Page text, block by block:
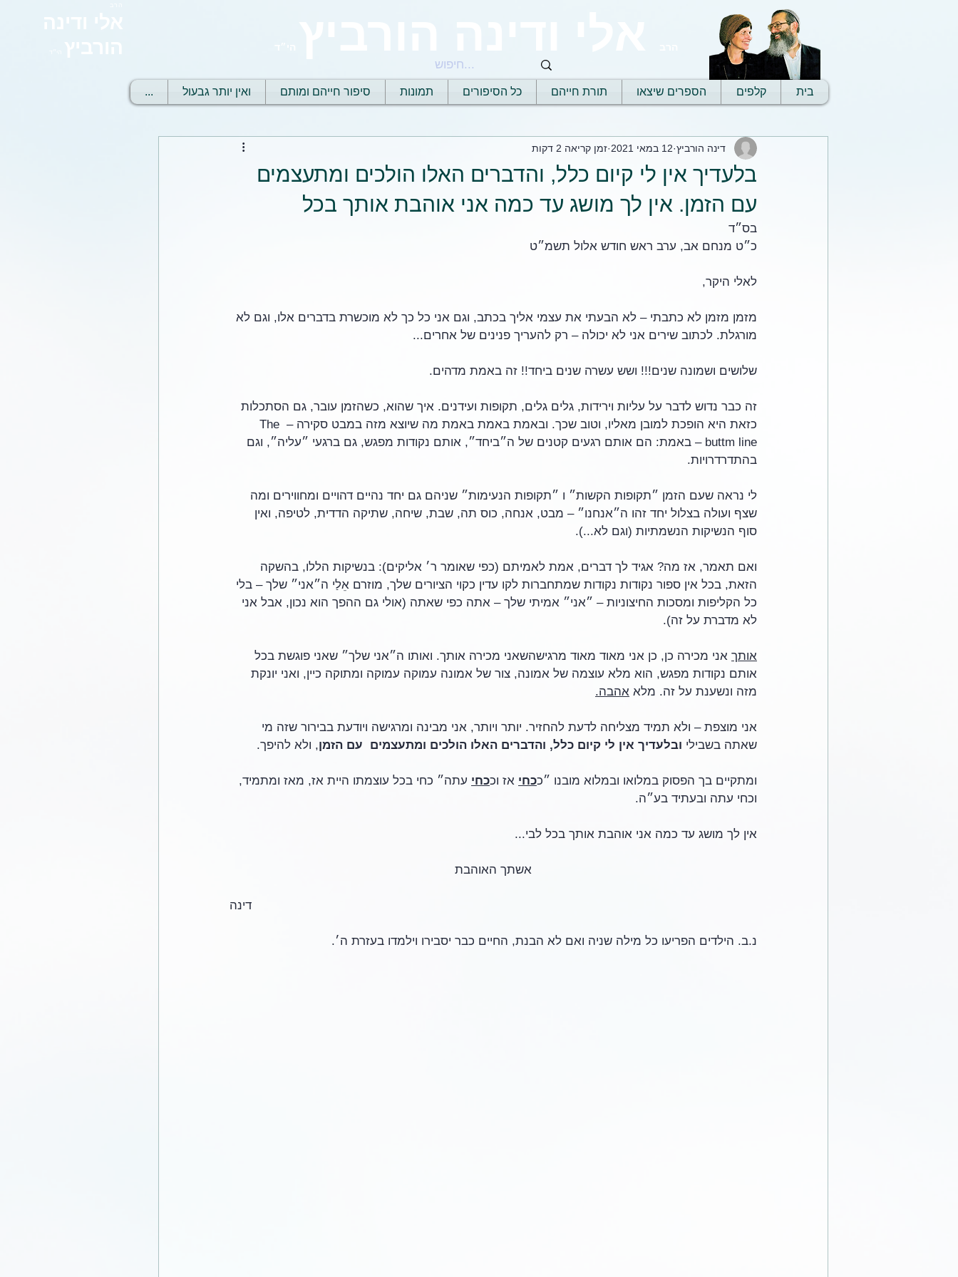
בית קלפים הספרים שיצאו תורת חייהם כל הסיפורים תמונות סיפור חייהם ומותם ואין יותר גבעול ...
בלעדיך אין לי קיום כלל, והדברים האלו הולכים ומתעצמים
עם הזמן. אין לך מושג עד כמה אני אוהבת אותך בכל
דינה הורביץ 12 במאי 2021 זמן קריאה 2 דקות
בס״ד
כ״ט מנחם אב, ערב ראש חודש אלול תשמ״ט
לאלי היקר,
מזמן מזמן לא כתבתי – לא הבעתי את עצמי אליך בכתב, וגם אני כל כך לא מוכשרת בדברים אלו, וגם לא
מורגלת. לכתוב שירים אני לא יכולה – רק להעריך פנינים של אחרים...
שלושים ושמונה שנים!!! ושש עשרה שנים ביחד!! זה באמת מדהים.
זה כבר נדוש לדבר על עליות וירידות, גלים גלים, תקופות ועידנים. איך שהוא, כשהזמן עובר, גם הסתכלות
כזאת היא הופכת למובן מאליו, וטוב שכך. ובאמת באמת באמת מה שיוצא מזה במבט סקירה – The
buttm line – באמת: הם אותם רגעים קטנים של ה״ביחד״, אותם נקודות מפגש, גם ברגעי ״עליה״, וגם
בהתדרדרויות.
לי נראה שעם הזמן ״תקופות הקשות״ ו ״תקופות הנעימות״ שניהם גם יחד נהיים דהויים ומחווירים ומה
שצף ועולה בצלול יחד זהו ה״אנחנו״ – מבט, אנחה, כוס תה, שבת, שיחה, שתיקה הדדית, לטיפה, ואין
סוף הנשיקות הנשמתיות (וגם לא...).
ואם תאמר, אז מה? אגיד לך דברים, אמת לאמיתם (כפי שאומר ר׳ אליקים): בנשיקות הללו, בהשקה
הזאת, בכל אין ספור נקודות נקודות שמתחברות לקו עדין כקוי הציורים שלך, מוזרם אֵלַי ה״אני״ שלך – בלי
כל הקליפות ומסכות החיצוניות – ״אני״ אמיתי שלך – אתה כפי שאתה (אולי גם ההפך הוא נכון, אבל אני
לא מדברת על זה).
אותך אני מכירה כן, כן אני מאוד מאוד מרגישהשאני מכירה אותך. ואותו ה״אני שלך״ שאני פוגשת בכל
אותם נקודות מפגש, הוא מלא עוצמה של אמונה, צור של אמונה עמוקה עמוקה ומתוקה כיין, ואני יונקת
מזה ונשענת על זה. מלא אהבה.
אני מוצפת – ולא תמיד מצליחה לדעת להחזיר. יותר ויותר, אני מבינה ומרגישה ויודעת בבירור שזה מי
שאתה בשבילי ובלעדיך אין לי קיום כלל, והדברים האלו הולכים ומתעצמים  עם הזמן, ולא להיפך.
ומתקיים בך הפסוק במלואו ובמלוא מובנו ״ככחי אז וככחי עתה״ כחי בכל עוצמתו היית אז, מאז ומתמיד,
וכחי עתה ובעתיד בע״ה.
אין לך מושג עד כמה אני אוהבת אותך בכל לבי...
אשתך האוהבת
דינה
נ.ב. הילדים הפריעו כל מילה שניה ואם לא הבנת, החיים כבר יסבירו וילמדו בעזרת ה׳.